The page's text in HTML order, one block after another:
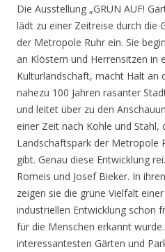
Die Ausstellung „GRÜN AUF!
lädt zu einer Zeitreise durch die
der Metropole Ruhr ein. Sie
an Klöstern und Herrensitzen in
Kulturlandschaft, macht Halt an
nahezu 100 Jahren rasanter
und leitet über zu den
einer Zeit nach Kohle und Stahl,
Landschaftspark der Metropole
gibt. Genau diese Entwicklung
Romeis und Josef Bieker. In
zeigen sie die grüne Vielfalt
industriellen Entwicklung schon
für die Menschen erkannt
interessantesten Gärten und